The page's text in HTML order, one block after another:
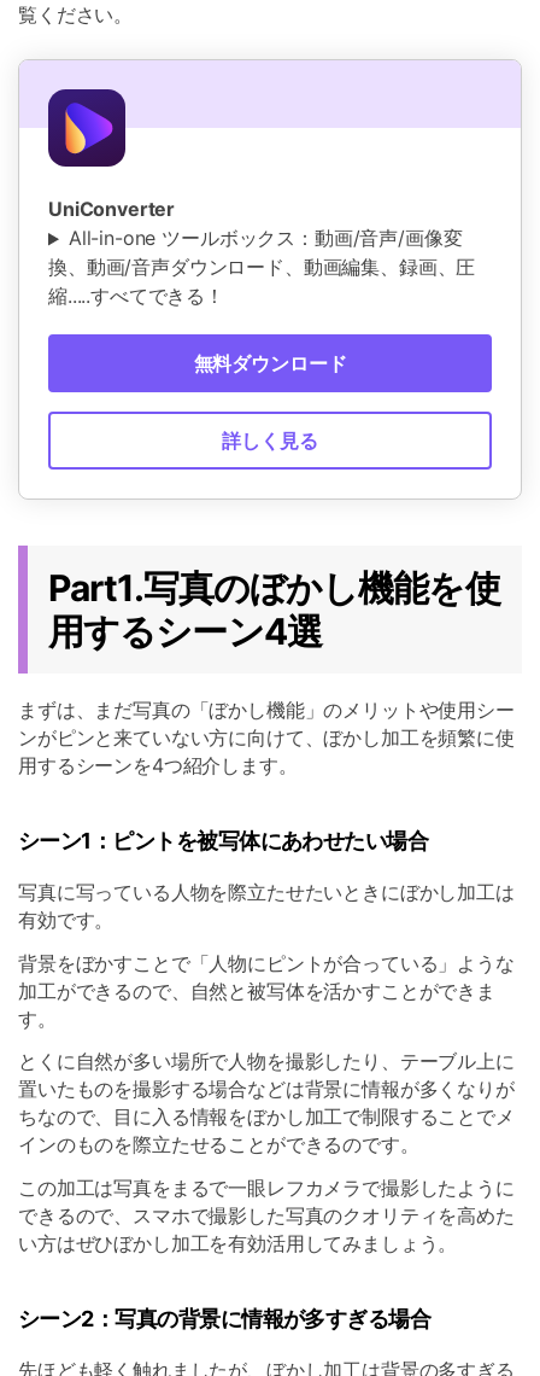
覧ください。
UniConverter
All-in-one ツールボックス：動画/音声/画像変
換、動画/音声ダウンロード、動画編集、録画、圧
縮.....すべてできる！
無料ダウンロード
詳しく見る
Part1.写真のぼかし機能を使
用するシーン4選
まずは、まだ写真の「ぼかし機能」のメリットや使用シー
ンがピンと来ていない方に向けて、ぼかし加工を頻繁に使
用するシーンを4つ紹介します。
シーン1：ピントを被写体にあわせたい場合
写真に写っている人物を際立たせたいときにぼかし加工は
有効です。
背景をぼかすことで「人物にピントが合っている」ような
加工ができるので、自然と被写体を活かすことができま
す。
とくに自然が多い場所で人物を撮影したり、テーブル上に
置いたものを撮影する場合などは背景に情報が多くなりが
ちなので、目に入る情報をぼかし加工で制限することでメ
インのものを際立たせることができるのです。
この加工は写真をまるで一眼レフカメラで撮影したように
できるので、スマホで撮影した写真のクオリティを高めた
い方はぜひぼかし加工を有効活用してみましょう。
シーン2：写真の背景に情報が多すぎる場合
先ほども軽く触れましたが、ぼかし加工は背景の多すぎる